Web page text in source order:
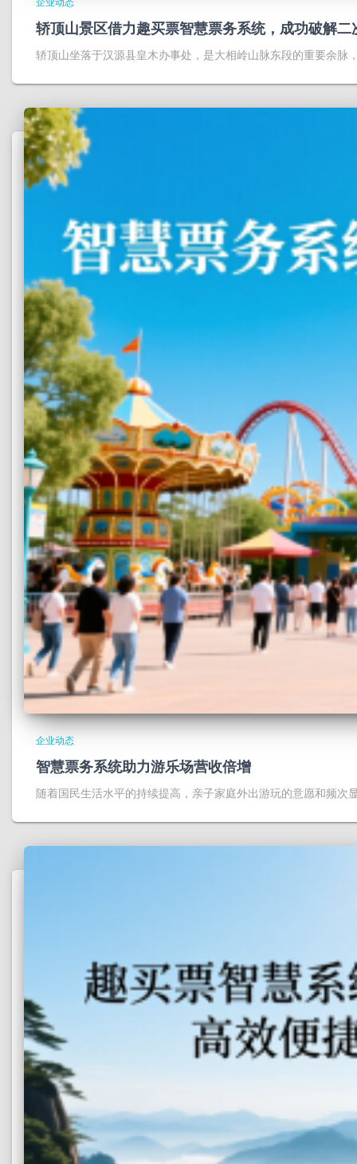
企业动态
轿顶山景区借力趣买票智慧票务系统，成功破解
轿顶山坐落于汉源县皇木办事处，是大相岭山脉东段的重要余脉
企业动态
智慧票务系统助力游乐场营收倍增
随着国民生活水平的持续提高，亲子家庭外出游玩的意愿和频次